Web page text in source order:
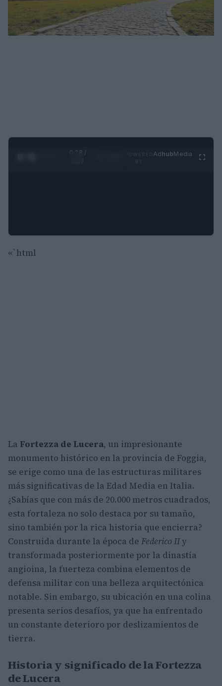
0:29 /
AdhubMedia
«`html
La Fortezza de Lucera, un impresionante
monumento histórico en la provincia de Foggia,
se erige como una de las estructuras militares
más significativas de la Edad Media en Italia.
¿Sabías que con más de 20.000 metros cuadrados,
esta fortaleza no solo destaca por su tamaño,
sino también por la rica historia que encierra?
Construida durante la época de Federico IIy
transformada posteriormente por la dinastía
angioina, la fuerteza combina elementos de
defensa militar con una belleza arquitectónica
notable. Sin embargo, su ubicación en una colina
presenta serios desafíos, ya que ha enfrentado
un constante deterioro por deslizamientos de
tierra.
Historia y significado de la Fortezza
de Lucera